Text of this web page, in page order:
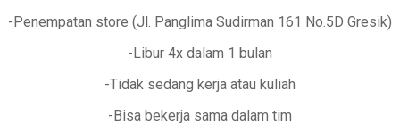
-Penempatan store (Jl. Panglima Sudirman 161 No.5D Gresik)
-Libur 4x dalam 1 bulan
-Tidak sedang kerja atau kuliah
-Bisa bekerja sama dalam tim